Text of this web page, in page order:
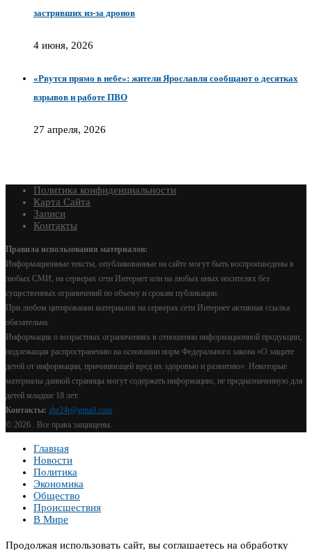
застрявших из-за дронов
4 июня, 2026
«Рвутся прямо в небе»: жители Ярославля сообщают о десятках
взрывов и работе ПВО
27 апреля, 2026
Политика конфиденциальности
Карта Сайта
Записи
Контакты
Правила использования материалов:
Информационные тексты, опубликованные на сайте могут быть воспроизведены в
любых СМИ, на серверах сети Интернет или на любых иных носителях без
существенных ограничений по объему и срокам публикации.
При любом цитировании материалов на серверах сети Интернет активная ссылка
обязательна.
Информация о возрастных ограничениях в отношении информационной продукции,
подлежащая распространению на основании норм Федерального закона «О защите
детей от информации, причиняющей вред их здоровью и развитию». Некоторые
материалы данной страницы могут содержать информацию, не предназначенную для
детей младше 18 лет.
Контакты: zbr24r@gmail.com
© 2026 . Все права защищены.
Главная
Новости
Политика
Экономика
Общество
Происшествия
В Мире
Продолжая использовать сайт, вы соглашаетесь на обработку